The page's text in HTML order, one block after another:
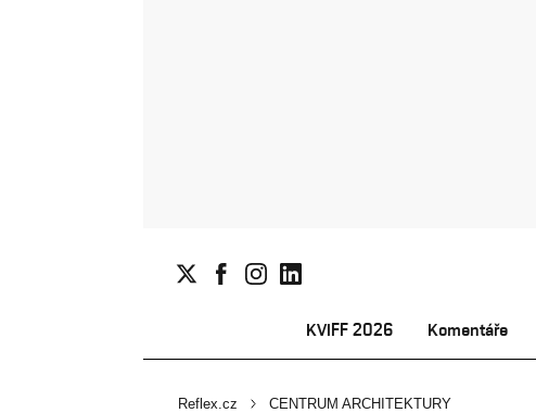
KVIFF 2026 Komentáře
Reflex.cz CENTRUM ARCHITEKTURY